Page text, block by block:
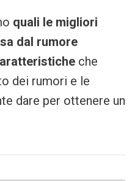
quali le migliori
dal rumore
che
dei rumori e le
dare per ottenere un